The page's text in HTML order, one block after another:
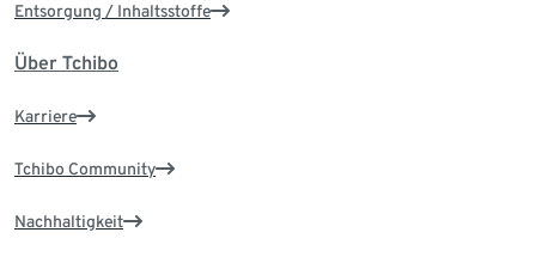
Entsorgung / Inhaltsstoffe
Über Tchibo
Karriere
Tchibo Community
Nachhaltigkeit